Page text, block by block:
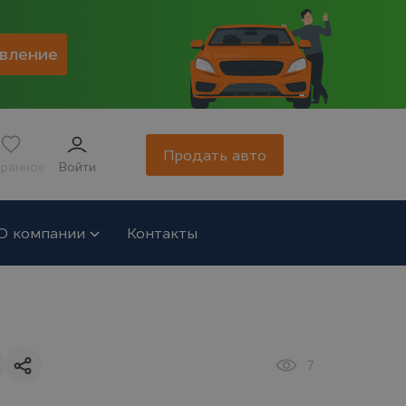
Войти
Продать авто
компании Контакты
1 авто
HONDA
4 авто 27 авто
7